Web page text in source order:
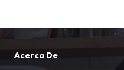
Acerca De